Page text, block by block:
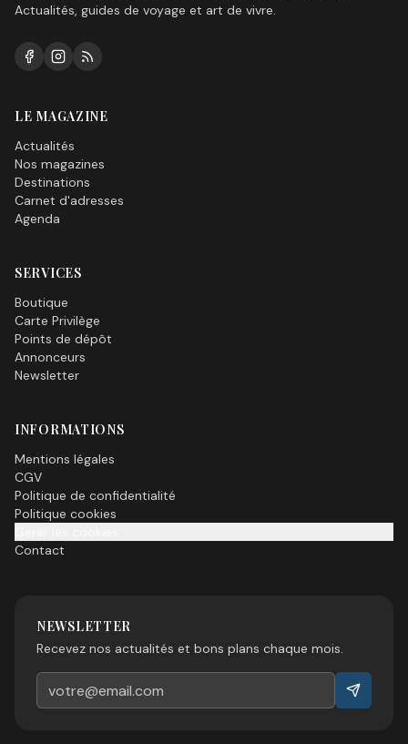
Actualités, guides de voyage et art de vivre.
LE MAGAZINE
Actualités
Nos magazines
Destinations
Carnet d'adresses
Agenda
SERVICES
Boutique
Carte Privilège
Points de dépôt
Annonceurs
Newsletter
INFORMATIONS
Mentions légales
CGV
Politique de confidentialité
Politique cookies
Contact
NEWSLETTER
Recevez nos actualités et bons plans chaque mois.